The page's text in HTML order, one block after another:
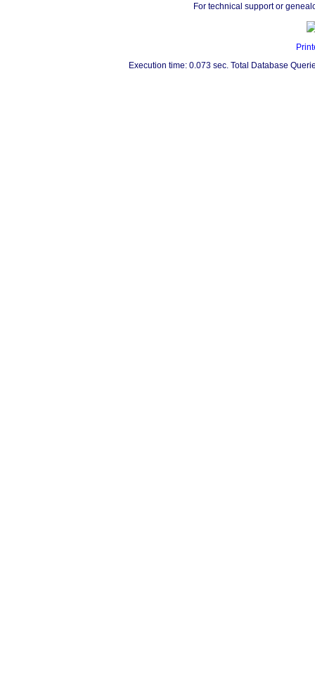
For technical support or
Execution time: 0.073 sec. Total Database